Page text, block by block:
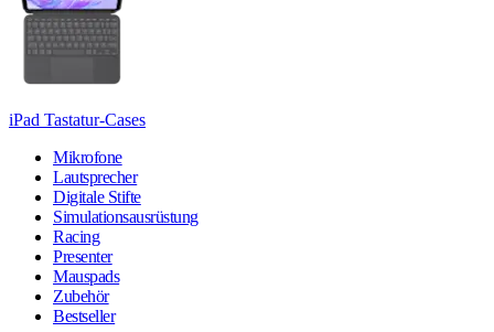
iPad Tastatur-Cases
Mikrofone
Lautsprecher
Digitale Stifte
Simulationsausrüstung
Racing
Presenter
Mauspads
Zubehör
Bestseller